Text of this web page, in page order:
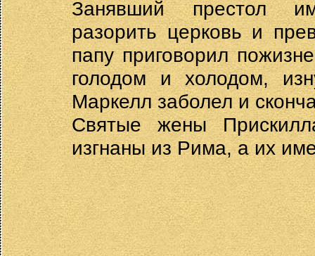
Занявший престол
разорить церковь и
папу приговорил
голодом и холодом,
Маркелл заболел и
Святые жены
изгнаны из Рима, а их